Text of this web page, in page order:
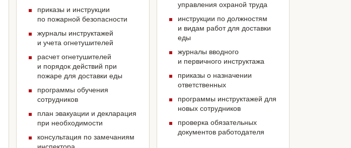
приказы и инструкции
по пожарной безопасности
журналы инструктажей
и учета огнетушителей
расчет огнетушителей
и порядок действий при
пожаре для доставки еды
программы обучения
сотрудников
план эвакуации и декларация
при необходимости
консультация по замечаниям
управления охраной труда
инструкции по должностям
и видам работ для доставки
еды
журналы вводного
и первичного инструктажа
приказы о назначении
ответственных
программы инструктажей для
новых сотрудников
проверка обязательных
документов работодателя